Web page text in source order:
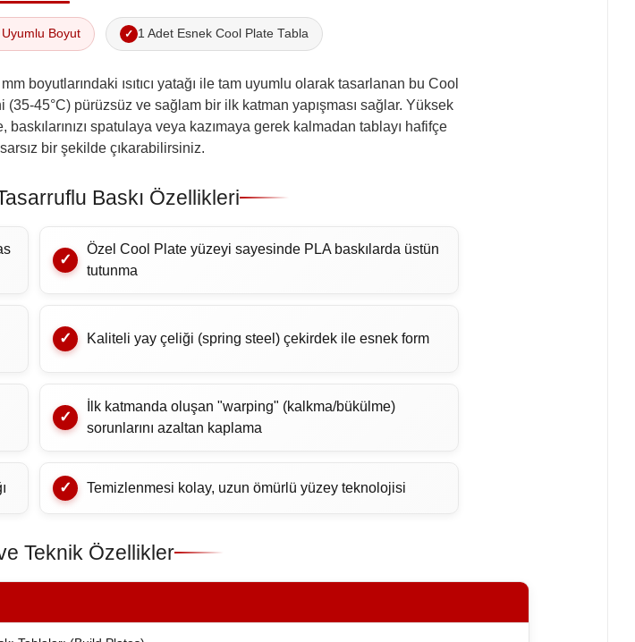
Boyut 1 Adet Esnek Cool Plate Tabla
boyutlarındaki ısıtıcı yatağı ile tam uyumlu olarak tasarlanan bu Cool
45°C) pürüzsüz ve sağlam bir ilk katman yapışması sağlar. Yüksek
spatulaya veya kazımaya gerek kalmadan tablayı hafifçe
bir şekilde çıkarabilirsiniz.
Baskı Özellikleri
Özel Cool Plate yüzeyi sayesinde PLA baskılarda üstün
tutunma
Kaliteli yay çeliği (spring steel) çekirdek ile esnek form
İlk katmanda oluşan "warping" (kalkma/bükülme)
sorunlarını azaltan kaplama
Temizlenmesi kolay, uzun ömürlü yüzey teknolojisi
Teknik Özellikler